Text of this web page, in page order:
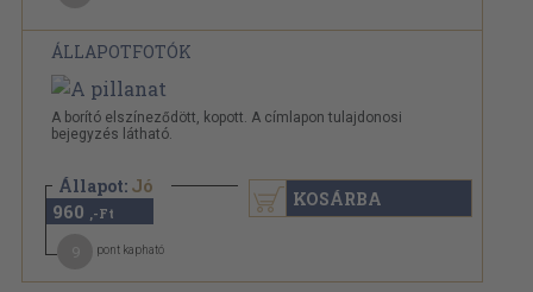
ÁLLAPOTFOTÓK
A borító elszíneződött, kopott. A címlapon tulajdonosi
bejegyzés látható.
Állapot: Jó
960 ,-Ft
pont kapható
KOSÁRBA